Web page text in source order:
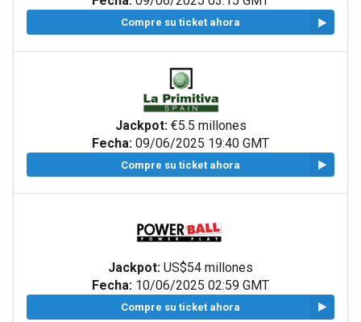
Compre su ticket ahora
Jackpot:€5.5 millones
Fecha: 09/06/2025 19:40 GMT
Compre su ticket ahora
Jackpot: US$54 millones
Fecha: 10/06/2025 02:59 GMT
Compre su ticket ahora